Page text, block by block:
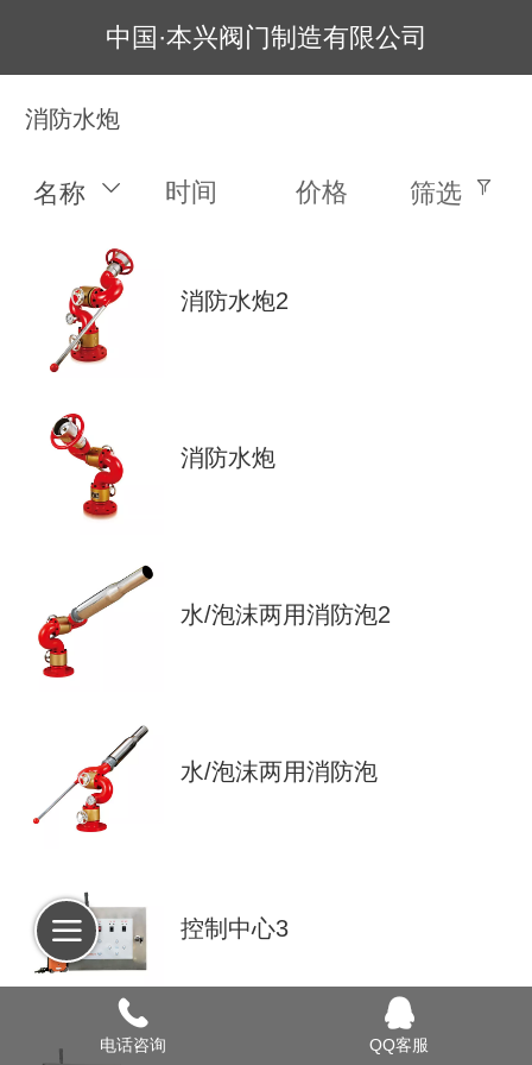
中国·本兴阀门制造有限公司
消防水炮
名称 时间 价格 筛选
消防水炮2
消防水炮
水/泡沫两用消防泡2
水/泡沫两用消防泡
控制中心3
电话咨询 QQ客服